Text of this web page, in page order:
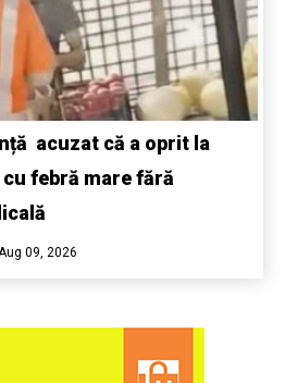
acuzat că a oprit la
febră mare fără
09, 2026